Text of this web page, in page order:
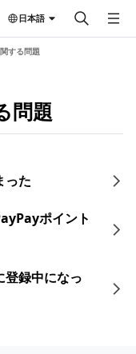
日本語
する問題
問題
った
ポイント
登録中になっ